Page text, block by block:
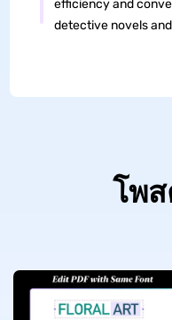
efficiency and
detective novels
โพส